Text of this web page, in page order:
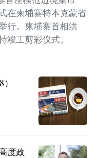
在柬埔寨特本克蒙省
行。柬埔寨首相洪
竣工剪彩仪式。
度政